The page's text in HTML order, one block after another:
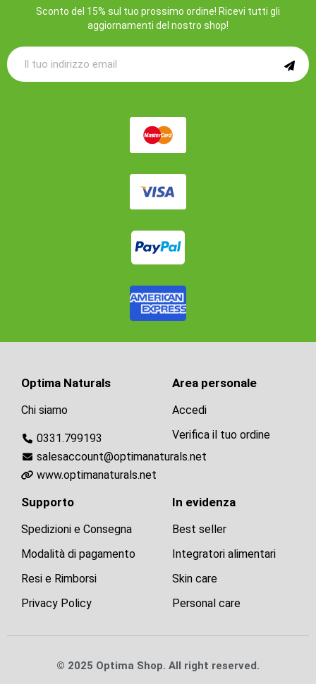
Sconto del 15% sul tuo prossimo ordine! Ricevi tutti gli
aggiornamenti del nostro shop!
In evidenza
Best seller
Integratori alimentari
Skin care
Personal care
Supporto
Spedizioni e Consegna
Modalità di pagamento
Resi e Rimborsi
Privacy Policy
Area personale
Accedi
Verifica il tuo ordine
Optima Naturals
Chi siamo
0331.799193
salesaccount@optimanaturals.net
www.optimanaturals.net
© 2025 Optima Shop. All right reserved.